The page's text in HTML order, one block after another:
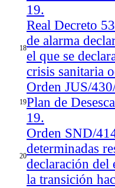
19.
18
Real Decreto
de alarma
el que se
crisis sanitaria
19
Orden JUS/
Plan de
19.
20
Orden SND/
determinadas
declaración del
la transición